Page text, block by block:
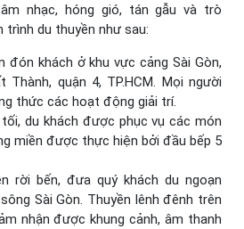
nhạc, hóng gió, tán gẫu và trò
trình du thuyền như sau:
đón khách ở khu vực cảng Sài Gòn,
Thành, quận 4, TP.HCM. Mọi người
thức các hoạt động giải trí.
du khách được phục vụ các món
miền được thực hiện bởi đầu bếp 5
rời bến, đưa quý khách du ngoạn
Sài Gòn. Thuyền lênh đênh trên
nhận được khung cảnh, âm thanh